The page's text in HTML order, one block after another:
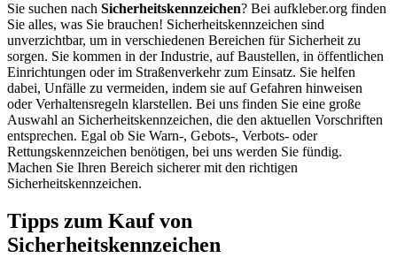
Sie suchen nach Sicherheitskennzeichen? Bei aufkleber.org finden
Sie alles, was Sie brauchen! Sicherheitskennzeichen sind
unverzichtbar, um in verschiedenen Bereichen für Sicherheit zu
sorgen. Sie kommen in der Industrie, auf Baustellen, in öffentlichen
Einrichtungen oder im Straßenverkehr zum Einsatz. Sie helfen
dabei, Unfälle zu vermeiden, indem sie auf Gefahren hinweisen
oder Verhaltensregeln klarstellen. Bei uns finden Sie eine große
Auswahl an Sicherheitskennzeichen, die den aktuellen Vorschriften
entsprechen. Egal ob Sie Warn-, Gebots-, Verbots- oder
Rettungskennzeichen benötigen, bei uns werden Sie fündig.
Machen Sie Ihren Bereich sicherer mit den richtigen
Sicherheitskennzeichen.
Tipps zum Kauf von
Sicherheitskennzeichen